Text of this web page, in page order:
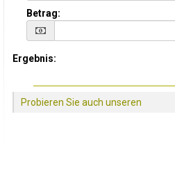
Betrag:
Ergebnis:
Probieren Sie auch unseren